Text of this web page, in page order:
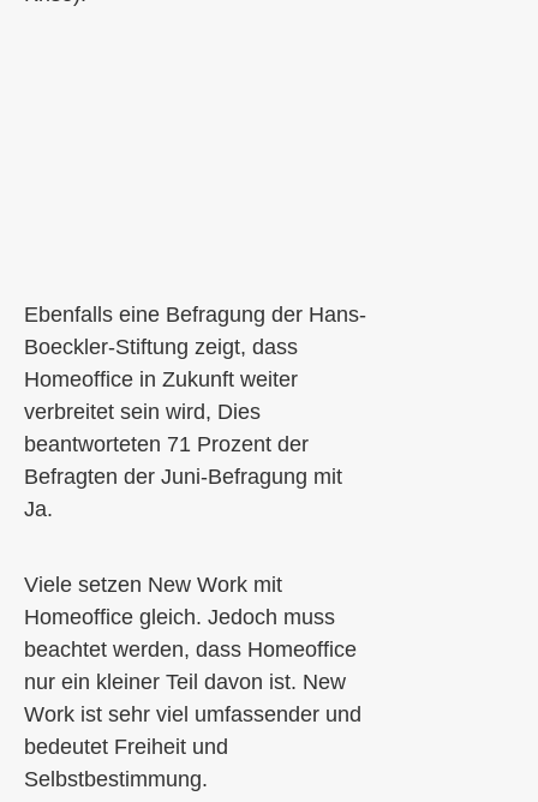
Ebenfalls eine Befragung der Hans-
Boeckler-Stiftung zeigt, dass
Homeoffice in Zukunft weiter
verbreitet sein wird, Dies
beantworteten 71 Prozent der
Befragten der Juni-Befragung mit
Ja.
Viele setzen New Work mit
Homeoffice gleich. Jedoch muss
beachtet werden, dass Homeoffice
nur ein kleiner Teil davon ist. New
Work ist sehr viel umfassender und
bedeutet Freiheit und
Selbstbestimmung.